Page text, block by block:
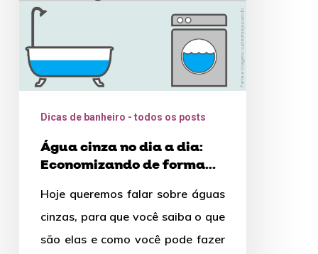
Economizando
de
forma
sustentável
Dicas de banheiro - todos os posts
Água cinza no dia a dia:
Economizando de forma
Hoje queremos falar sobre águas
cinzas, para que você saiba o que
são elas e como você pode fazer